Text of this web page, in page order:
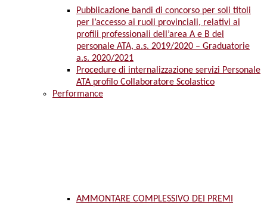
Pubblicazione bandi di concorso per soli titoli
per l’accesso ai ruoli provinciali, relativi ai
profili professionali dell’area A e B del
personale ATA, a.s. 2019/2020 – Graduatorie
a.s. 2020/2021
Procedure di internalizzazione servizi Personale
ATA profilo Collaboratore Scolastico
Performance
AMMONTARE COMPLESSIVO DEI PREMI